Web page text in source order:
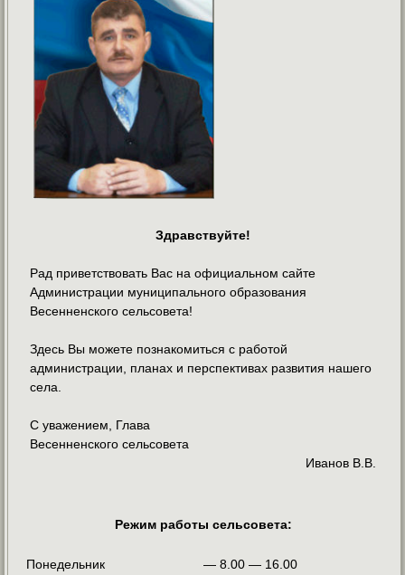
Здравствуйте!
Рад приветствовать Вас на официальном сайте
Администрации муниципального образования
Весенненского сельсовета!
Здесь Вы можете познакомиться с работой
администрации, планах и перспективах развития нашего
села.
С уважением, Глава
Весенненского сельсовета
Иванов В.В.
Режим работы сельсовета:
Понедельник
— 8.00 — 16.00